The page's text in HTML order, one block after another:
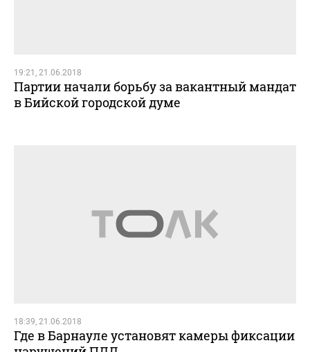
19:21, 21.06.2018
Партии начали борьбу за вакантный мандат
в Бийской городской думе
18:39, 21.06.2018
Где в Барнауле установят камеры фиксации